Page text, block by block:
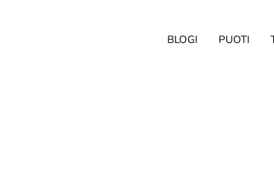
BLOGI PUOTI